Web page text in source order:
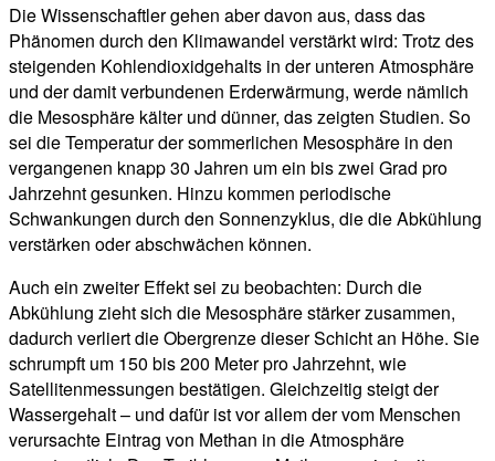
Die Wissenschaftler gehen aber davon aus, dass das
Phänomen durch den Klimawandel verstärkt wird: Trotz des
steigenden Kohlendioxidgehalts in der unteren Atmosphäre
und der damit verbundenen Erderwärmung, werde nämlich
die Mesosphäre kälter und dünner, das zeigten Studien. So
sei die Temperatur der sommerlichen Mesosphäre in den
vergangenen knapp 30 Jahren um ein bis zwei Grad pro
Jahrzehnt gesunken. Hinzu kommen periodische
Schwankungen durch den Sonnenzyklus, die die Abkühlung
verstärken oder abschwächen können.
Auch ein zweiter Effekt sei zu beobachten: Durch die
Abkühlung zieht sich die Mesosphäre stärker zusammen,
dadurch verliert die Obergrenze dieser Schicht an Höhe. Sie
schrumpft um 150 bis 200 Meter pro Jahrzehnt, wie
Satellitenmessungen bestätigen. Gleichzeitig steigt der
Wassergehalt – und dafür ist vor allem der vom Menschen
verursachte Eintrag von Methan in die Atmosphäre